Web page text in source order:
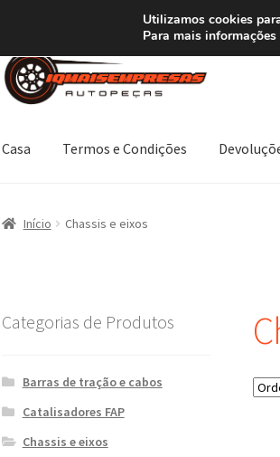
ENVIO a partir de
Ir
para
Saltar
para
Casa
Termos e Condições
Início Chassis e eixos
Categorias de Produtos
Barras de tração e cabos
Catalisadores FAP
Chassis e eixos
Utilizamos cookies
Para mais